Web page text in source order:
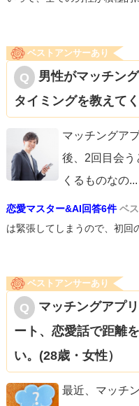
ベストアンサーあり
男性がマッチン
タイミングを教えて
マッチングア
後、2回目会う
くるものなの...
恋愛マスター&AI回答6件 ベ
は緊張してしまうので、初回
ベストアンサーあり
マッチングアプ
ート、恋愛話で距離
い。(28歳・女性）
最近、マッチ